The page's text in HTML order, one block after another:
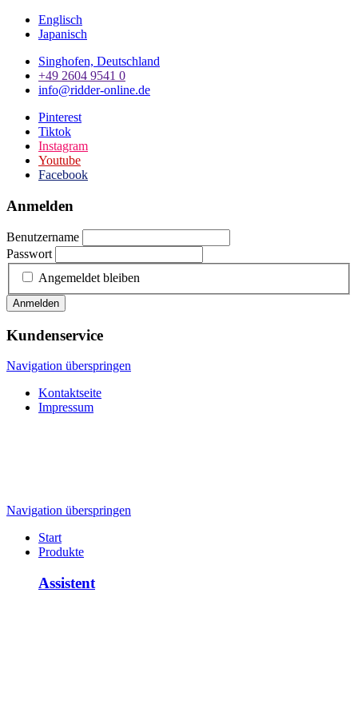
Englisch
Japanisch
Singhofen, Deutschland
+49 2604 9541 0
info@ridder-online.de
Pinterest
Tiktok
Instagram
Youtube
Facebook
Anmelden
Benutzername
Passwort
Angemeldet bleiben
Anmelden
Kundenservice
Navigation überspringen
Kontaktseite
Impressum
Navigation überspringen
Start
Produkte
Assistent